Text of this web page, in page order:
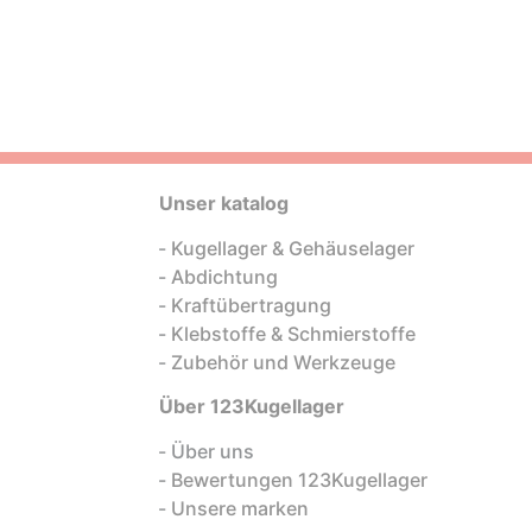
Unser katalog
Kugellager & Gehäuselager
Abdichtung
Kraftübertragung
Klebstoffe & Schmierstoffe
Zubehör und Werkzeuge
Über 123Kugellager
Über uns
Bewertungen 123Kugellager
Unsere marken